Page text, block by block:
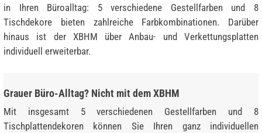
in Ihren Büroalltag: 5 verschiedene Gestellfarben und 8
Tischdekore bieten zahlreiche Farbkombinationen. Darüber
hinaus ist der XBHM über Anbau- und Verkettungsplatten
individuell erweiterbar.
Grauer Büro-Alltag? Nicht mit dem XBHM
Mit insgesamt 5 verschiedenen Gestellfarben und 8
Tischplattendekoren können Sie Ihren ganz individuellen